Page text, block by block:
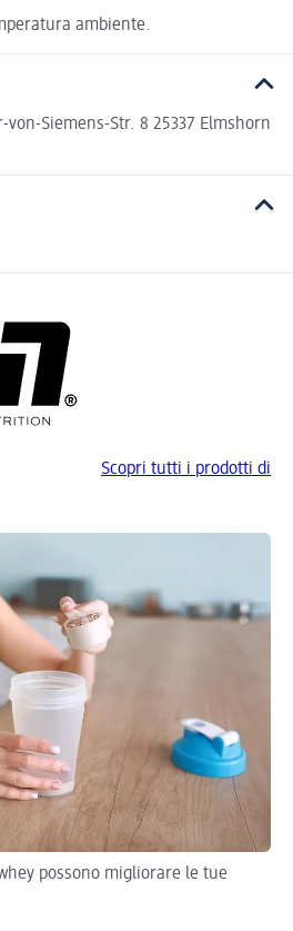
ambiente.
von-Siemens-Str. 8 25337 Elmshorn
Scopri tutti i prodotti di
possono migliorare le tue